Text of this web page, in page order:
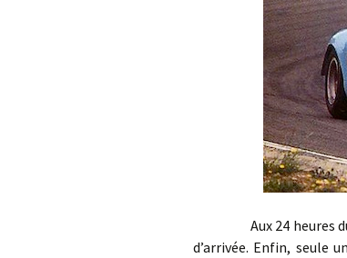
Aux 24 heures du
d’arrivée. Enfin, seule